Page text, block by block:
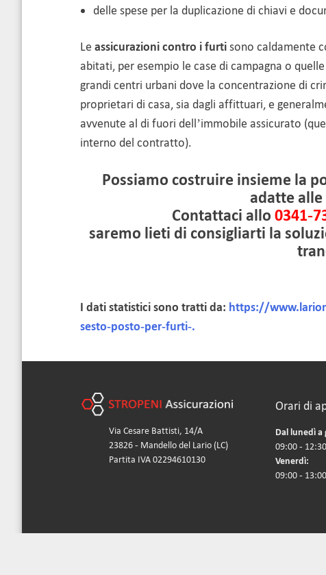
delle spese per la duplicazione di chiavi e
Le assicurazioni contro i furtisono caldamente
abitati, per esempio le case di campagna o
grandi centri urbani dove la concentrazione di
proprietari di casa, sia dagli affittuari, e
avvenute al di fuori dell’immobile assicurato
interno del contratto).
Possiamo costruire insieme la
adatte alle
Contattaci allo 0341-
saremo lieti di consigliarti la
I dati statistici sono tratti da: https://
sesto-posto-per-furti-.
Via Cesare Battisti, 14/A
23826 - Mandello del Lario (LC)
Partita IVA 02294610130
Orari di
Dal lunedì a
09:00 -
Venerdì:
09:00 - 13:00